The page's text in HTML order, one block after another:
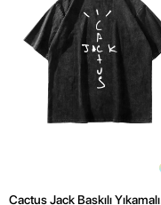
Cactus Jack Baskılı Yıkamalı